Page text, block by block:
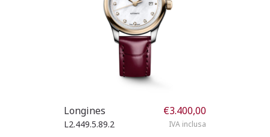
Longines
L2.449.5.89.2
€3.400,00
IVA inclusa